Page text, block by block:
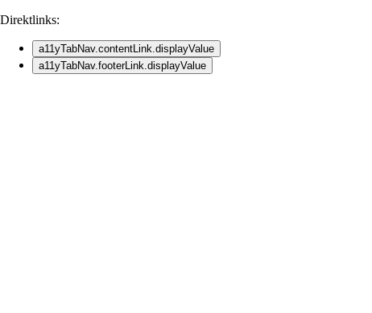
Direktlinks:
a11yTabNav.contentLink.displayValue
a11yTabNav.footerLink.displayValue